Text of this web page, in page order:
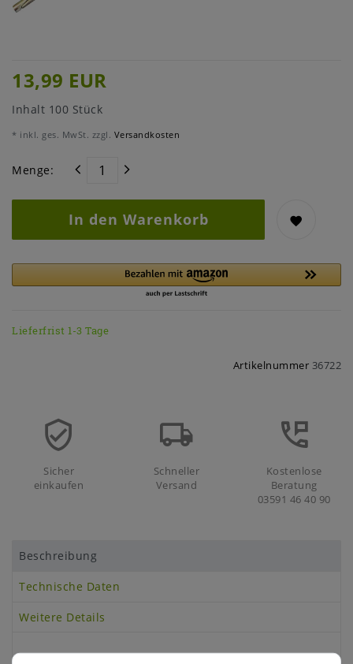
13,99 EUR
Inhalt 100 Stück
* inkl. ges. MwSt. zzgl. Versandkosten
Menge:
In den Warenkorb
Lieferfrist 1-3 Tage
Artikelnummer 36722
Sicher
einkaufen
Schneller
Versand
Kostenlose
Beratung
03591 46 40 90
Beschreibung
Technische Daten
Weitere Details